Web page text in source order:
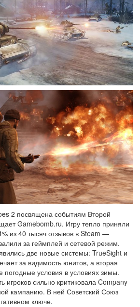
2 посвящена событиям Второй
Gamebomb.ru. Игру тепло приняли
из 40 тысяч отзывов в Steam —
за геймплей и сетевой режим.
две новые системы: TrueSight и
за видимость юнитов, а вторая
погодные условия в условиях зимы.
игроков сильно критиковала Company
кампанию. В ней Советский Союз
ключе.